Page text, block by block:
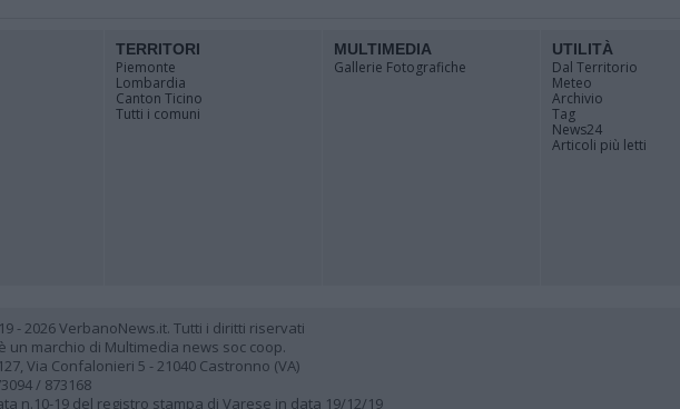
TERRITORI
Piemonte
Lombardia
Canton Ticino
Tutti i comuni
MULTIMEDIA
Gallerie Fotografiche
UTILITÀ
Dal Territorio
Meteo
Archivio
Tag
News24
Articoli più letti
- 2026 VerbanoNews.it. Tutti i diritti riservati
un marchio di Multimedia news soc coop.
Via Confalonieri 5 - 21040 Castronno (VA)
/ 873168
n.10-19 del registro stampa di Varese in data 19/12/19